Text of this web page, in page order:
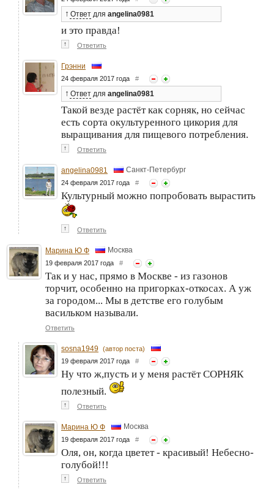
↑ Ответ для angelina0981
и это правда!
↑ Ответить
Грэнни
24 февраля 2017 года #
↑ Ответ для angelina0981
Такой везде растёт как сорняк, но сейчас
есть сорта окультуренного цикория для
выращивания для пищевого потребления.
↑ Ответить
angelina0981 Санкт-Петербург
24 февраля 2017 года #
Культурный можно попробовать вырастить
↑ Ответить
Марина Ю Ф Москва
19 февраля 2017 года #
Так и у нас, прямо в Москве - из газонов
торчит, особенно на пригорках-откосах. А уж
за городом... Мы в детстве его голубым
васильком называли.
Ответить
sosna1949 (автор поста)
19 февраля 2017 года #
Ну что ж,пусть и у меня растёт СОРНЯК
полезный.
↑ Ответить
Марина Ю Ф Москва
19 февраля 2017 года #
Оля, он, когда цветет - красивый! Небесно-
голубой!!!
↑ Ответить